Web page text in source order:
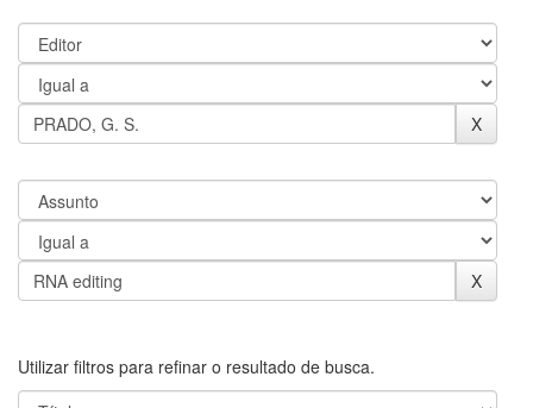
Utilizar filtros para refinar o resultado de busca.